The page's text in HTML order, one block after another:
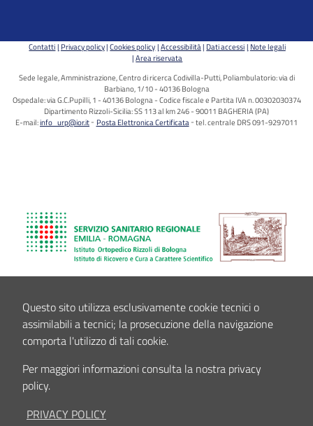
Contatti Privacy policy Cookies policy Accessibilità Dati accessi Note legali
Area riservata
Sede legale, Amministrazione, Centro di ricerca Codivilla-Putti, Poliambulatorio: via di
Barbiano, 1/10 - 40136 Bologna
Ospedale: via G.C.Pupilli, 1 - 40136 Bologna - Codice fiscale e Partita IVA n. 00302030374
Dipartimento Rizzoli-Sicilia: SS 113 al km 246 - 90011 BAGHERIA (PA)
E-mail:info_urp@ior.it Posta Elettronica Certificata tel. centrale DRS 091-9297011
Questo sito utilizza esclusivamente cookie tecnici o
assimilabili a tecnici; la prosecuzione della navigazione
comporta l'utilizzo di tali cookie.
Per maggiori informazioni consulta la nostra privacy
policy.
PRIVACY POLICY